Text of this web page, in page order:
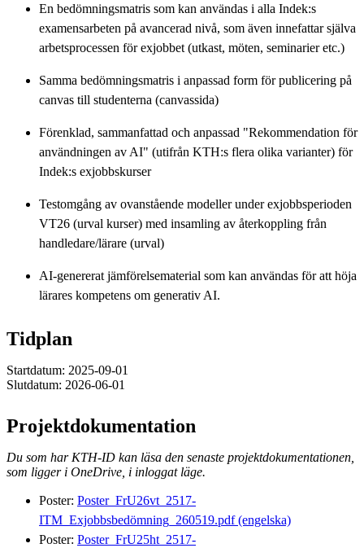
En bedömningsmatris som kan användas i alla Indek:s
examensarbeten på avancerad nivå, som även innefattar själva
arbetsprocessen för exjobbet (utkast, möten, seminarier etc.)
Samma bedömningsmatris i anpassad form för publicering på
canvas till studenterna (canvassida)
Förenklad, sammanfattad och anpassad "Rekommendation för
användningen av AI" (utifrån KTH:s flera olika varianter) för
Indek:s exjobbskurser
Testomgång av ovanstående modeller under exjobbsperioden
VT26 (urval kurser) med insamling av återkoppling från
handledare/lärare (urval)
AI-genererat jämförelsematerial som kan användas för att höja
lärares kompetens om generativ AI.
Tidplan
Startdatum: 2025-09-01
Slutdatum: 2026-06-01
Projektdokumentation
Du som har KTH-ID kan läsa den senaste projektdokumentationen,
som ligger i OneDrive, i inloggat läge.
Poster: Poster_FrU26vt_2517-
ITM_Exjobbsbedömning_260519.pdf (engelska)
Poster: Poster_FrU25ht_2517-